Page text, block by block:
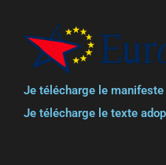
Je télécharge le manifeste
Je télécharge le texte